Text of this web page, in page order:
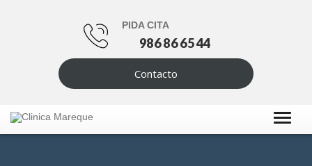
PIDA CITA
986 86 65 44
Contacto